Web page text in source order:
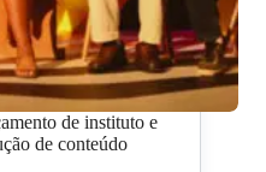
de instituto e
de conteúdo